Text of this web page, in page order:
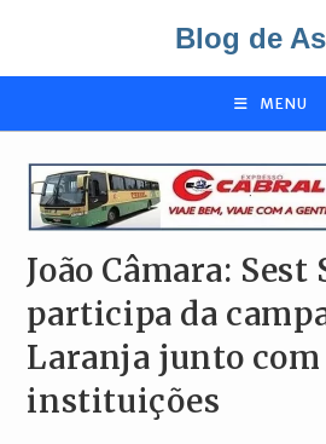
o
Blog de
MENU
João Câmara: Sest
participa da
Laranja junto
instituições